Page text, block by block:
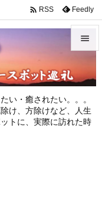
い・癒されたい。。。
け、方除けなど、人生
トに、実際に訪れた時


メニュ
サイド

 RSS Feedly